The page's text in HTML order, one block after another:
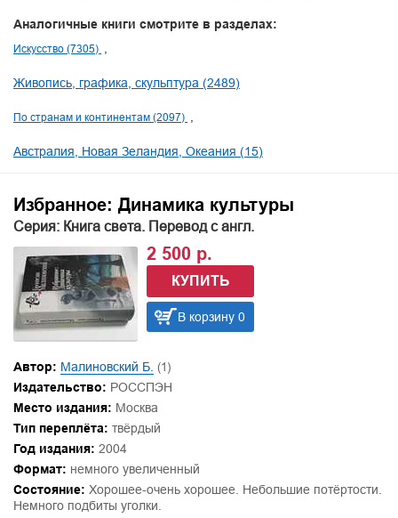
Аналогичные книги смотрите в разделах:
Искусство (7305)
Живопись, графика, скульптура (2489)
По странам и континентам (2097)
Австралия, Новая Зеландия, Океания (15)
Избранное: Динамика культуры
Серия: Книга света. Перевод с англ.
2 500 р.
КУПИТЬ
В корзину 0
Автор: Малиновский Б. (1)
Издательство: РОССПЭН
Место издания: Москва
Тип переплёта: твёрдый
Год издания: 2004
Формат: немного увеличенный
Состояние: Хорошее-очень хорошее. Небольшие потёртости.
Немного подбиты уголки.